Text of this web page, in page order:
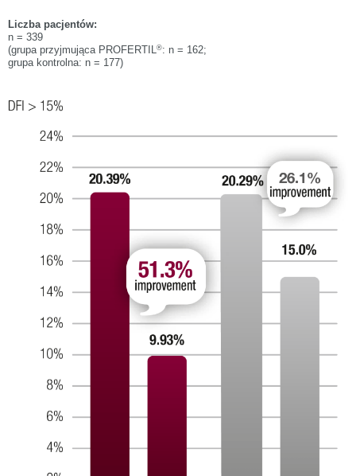
Liczba pacjentów:
n = 339
(grupa przyjmująca PROFERTIL
®: n = 162;
grupa kontrolna: n = 177)